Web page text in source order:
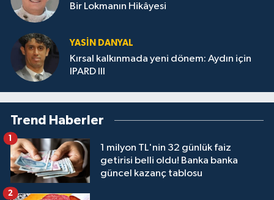
Bir Lokmanın Hikâyesi
YASIN DANYAL
Kırsal kalkınmada yeni dönem: Aydın için
IPARD III
Trend Haberler
1 milyon TL'nin 32 günlük faiz
getirisi belli oldu! Banka banka
güncel kazanç tablosu
1
2